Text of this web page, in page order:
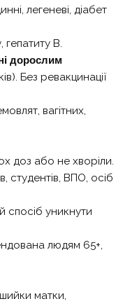
легеневі, діабет
B.
дорослим
Без ревакцинації
вагітних,
доз або не хворіли.
студентів, ВПО, осіб
спосіб уникнути
людям 65+,
матки,